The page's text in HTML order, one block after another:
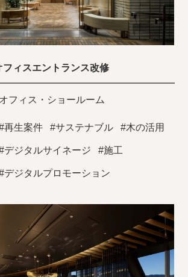
ィスエントランス改修
オフィス・ショールーム
再生案件 #サステナブル #木の活用
デジタルサイネージ #施工
デジタルプロモーション